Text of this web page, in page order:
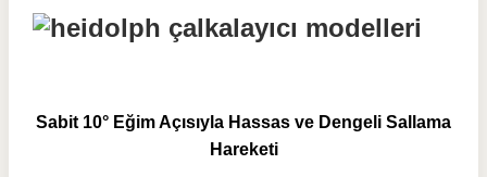
Sabit 10° Eğim Açısıyla Hassas ve Dengeli Sallama
Hareketi